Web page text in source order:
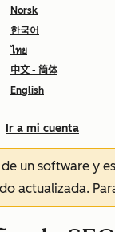
Norsk
한국어
ไทย
中文 - 简体
English
Ir a mi cuenta
un software y
actualizada.